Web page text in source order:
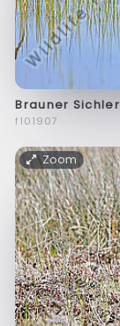
Brauner Sichler
f101907
Zoom